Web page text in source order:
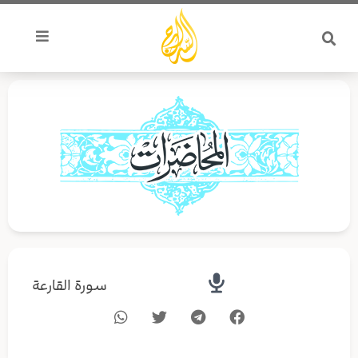
تخطي
المحتوى
سورة القارعة